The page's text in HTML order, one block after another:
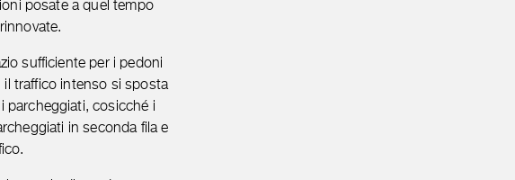
posate a quel tempo
sufficiente per i pedoni
il traffico intenso si sposta
parcheggiati, cosicché i
in seconda fila e